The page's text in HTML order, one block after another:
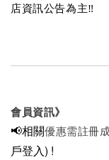
店資訊公告為主‼️
會員資訊》
📢相關優惠需註冊
戶登入) !